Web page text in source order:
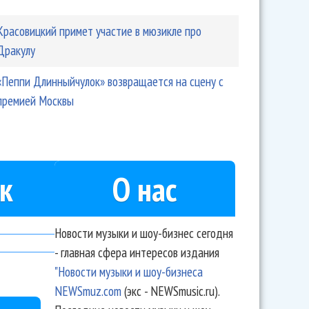
примет участие в мюзикле про
Длинныйчулок» возвращается на сцену с
Москвы
О нас
Новости музыки и шоу-бизнес сегодня
- главная сфера интересов издания
"Новости музыки и шоу-бизнеса
NEWSmuz.com(экс - NEWSmusic.ru).